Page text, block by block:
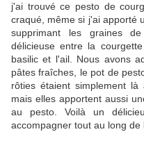
j'ai trouvé ce pesto de
craqué, même si j'ai apporté
supprimant les graines
délicieuse entre la
basilic et l'ail. Nous avons
pâtes fraîches, le pot de
rôties étaient simplement
mais elles apportent aussi
au pesto. Voilà un
accompagner tout au long de